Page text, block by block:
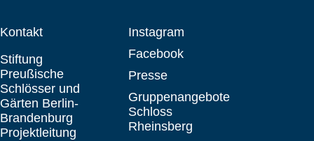
Kontakt
Stiftung
Preußische
Schlösser und
Gärten Berlin-
Brandenburg
Projektleitung
Instagram
Facebook
Presse
Gruppenangebote
Schloss
Rheinsberg